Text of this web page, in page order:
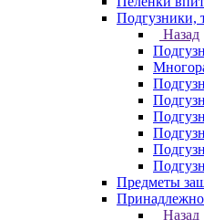
Подгузники,
Назад
Предметы
Назад